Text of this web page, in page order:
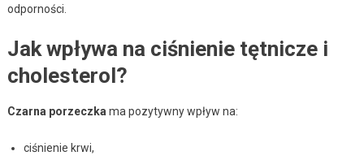
odporności.
Jak wpływa na ciśnienie tętnicze i
cholesterol?
Czarna porzeczka ma pozytywny wpływ na:
ciśnienie krwi,